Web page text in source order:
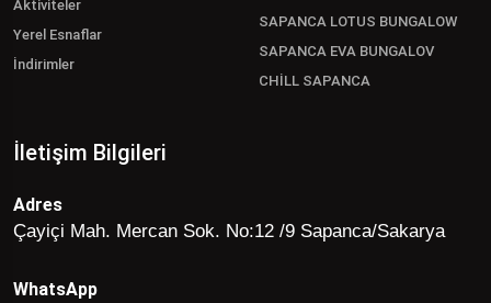
Aktiviteler
Yerel Esnaflar
İndirimler
SAPANCA LOTUS BUNGALOW
SAPANCA EVA BUNGALOV
CHİLL SAPANCA
İletişim Bilgileri
Adres
Çayiçi Mah. Mercan Sok. No:12 /9 Sapanca/Sakarya
WhatsApp